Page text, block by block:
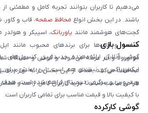
می‌دهیم تا کاربران بتوانند تجربه کامل و مطمئنی
باشند. در این بخش انواع محافظ صفحه، قاب و کاور،
گجت‌های هوشمند مانند پاوربانک، اسپیکر و
صفحه و قاب‌ها برای برندهای محبوب مانند
موتورولا و آنر عرضه می‌شوند و گوشی و دستگاه
محافظت می‌کنند. هدف از این بخش ارائه لوازم
طراحی مناسب است تا خرید کاربران کامل، راحت و
کنسول بازی
گوشی آنلاین ارائه‌دهنده جدیدترین کنسول‌های
ایکس‌باکس و نینتندو هم است. این بخش برای
ویدیویی و سرگرمی دیجیتال فراهم شده است. هدف
با کیفیت بالا و قیمت مناسب برای تمامی کاربران است.
گوشی کارکرده